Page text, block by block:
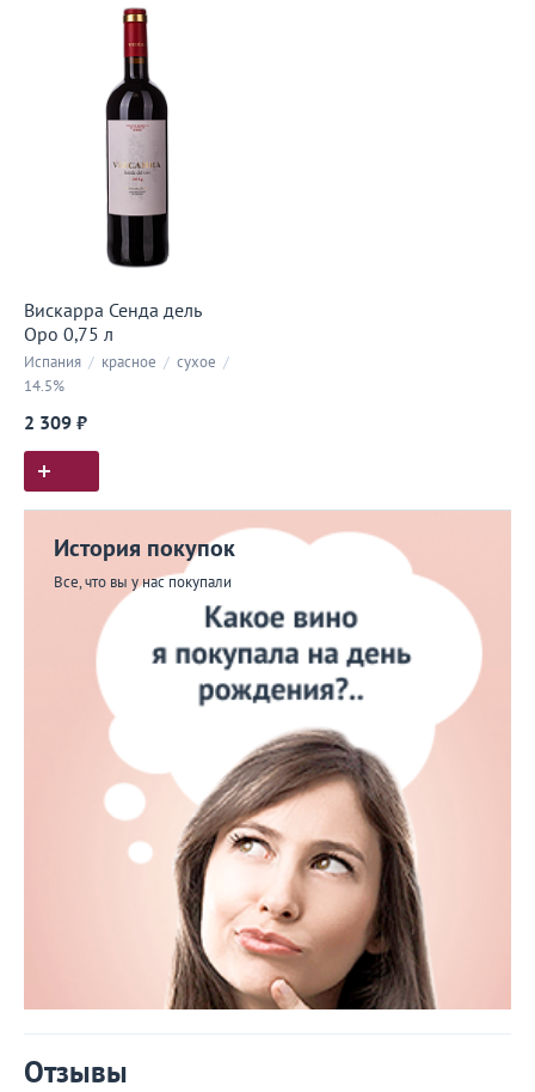
Вискарра Сенда дель
Оро 0,75 л
Испания / красное / сухое /
14.5%
2 309 ₽
История покупок
Все, что вы у нас покупали
Отзывы